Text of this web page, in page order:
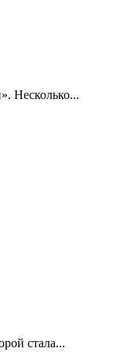
Несколько...
стала...